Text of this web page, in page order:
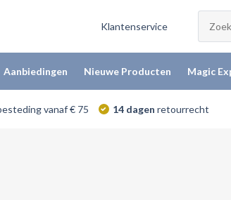
Klantenservice
Aanbiedingen Nieuwe Producten Magic
vanaf € 75 14 dagen retourrecht